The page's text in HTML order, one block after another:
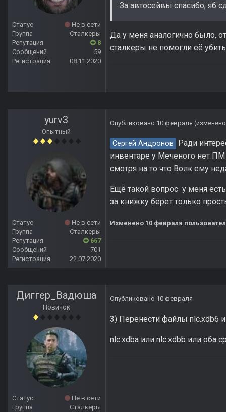
Статус
Не в сети
Группа
Сталкеры
Репутация
8
Сообщений
59
Регистрация
08.11.2020
За автосейвы спасибо, яб
Да у меня аналогично было,
сталкеры не помогли её убить
yurv3
Опытный
Статус
Не в сети
Группа
Сталкеры
Репутация
667
Сообщений
701
Регистрация
22.07.2020
Опубликовано 10 февраля
Сергей Андронов
Ради
инвентаре у Меченого нет
смотря на то что Волк ему
Ещё такой вопрос у меня
за книжку берет только
Изменено 10 февраля
Диггер_Вадюша
Новичок
Статус
Не в сети
Группа
Сталкеры
Опубликовано 10 февраля
3) Перенести файлы nlc.xdb6
nlc.xdba или nlc.xdbb или оба